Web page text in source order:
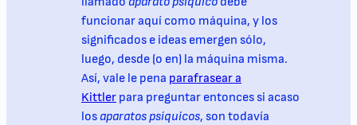
funcionar aquí como máquina, y los
significados e ideas emergen sólo,
luego, desde (o en) la máquina misma.
Así, vale le pena parafrasear a
Kittler para preguntar entonces si acaso
los aparatos psíquicos, son todavía